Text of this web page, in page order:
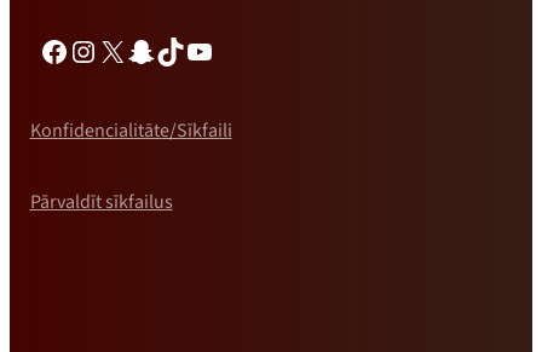
Konfidencialitāte/Sīkfaili
Pārvaldīt sīkfailus
Facebook
Instagram
X Snapchat
TikTokYouTube